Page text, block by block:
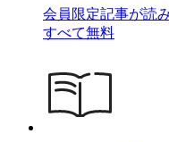
会員限定記事が読
すべて無料